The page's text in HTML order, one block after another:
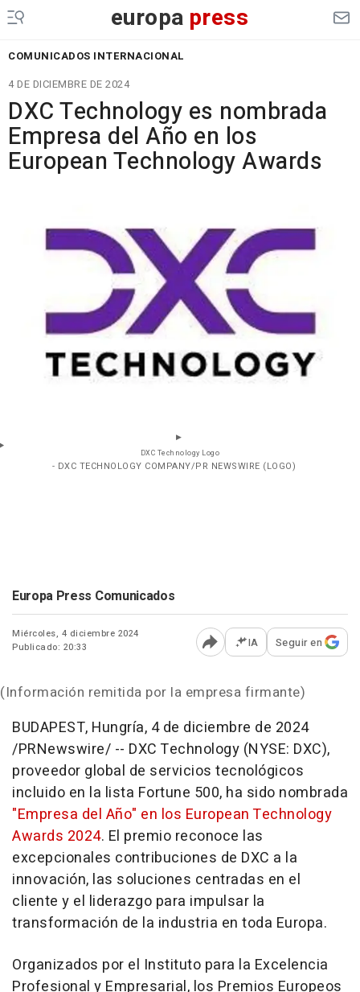
europa press
COMUNICADOS INTERNACIONAL
4 DE DICIEMBRE DE 2024
DXC Technology es nombrada
Empresa del Año en los
European Technology Awards
DXC Technology Logo
- DXC TECHNOLOGY COMPANY/PR NEWSWIRE (LOGO)
Europa Press Comunicados
Miércoles, 4 diciembre 2024
Publicado: 20:33
Abrir opciones para
IA Seguir en
(Información remitida por la empresa firmante)
BUDAPEST, Hungría, 4 de diciembre de 2024
/PRNewswire/ -- DXC Technology (NYSE: DXC),
proveedor global de servicios tecnológicos
incluido en la lista Fortune 500, ha sido nombrada
"Empresa del Año" en los European Technology
Awards 2024. El premio reconoce las
excepcionales contribuciones de DXC a la
innovación, las soluciones centradas en el
cliente y el liderazgo para impulsar la
transformación de la industria en toda Europa.
Organizados por el Instituto para la Excelencia
Profesional y Empresarial, los Premios Europeos